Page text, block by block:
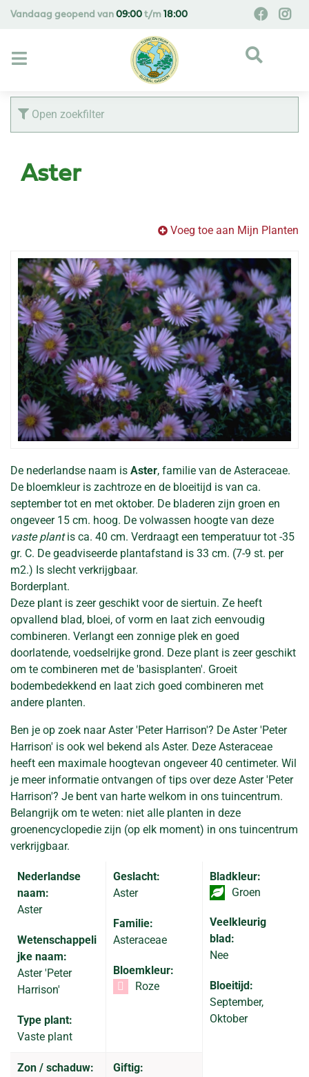
Vandaag geopend van 09:00 t/m 18:00
Open zoekfilter
Aster
Voeg toe aan Mijn Planten
De nederlandse naam is Aster, familie van de Asteraceae.
De bloemkleur is zachtroze en de bloeitijd is van ca.
september tot en met oktober. De bladeren zijn groen en
ongeveer 15 cm. hoog. De volwassen hoogte van deze
vaste plantis ca. 40 cm. Verdraagt een temperatuur tot -35
gr. C. De geadviseerde plantafstand is 33 cm. (7-9 st. per
m2.) Is slecht verkrijgbaar.
Borderplant.
Deze plant is zeer geschikt voor de siertuin. Ze heeft
opvallend blad, bloei, of vorm en laat zich eenvoudig
combineren. Verlangt een zonnige plek en goed
doorlatende, voedselrijke grond. Deze plant is zeer geschikt
om te combineren met de 'basisplanten'. Groeit
bodembedekkend en laat zich goed combineren met
andere planten.
Ben je op zoek naar Aster 'Peter Harrison'? De Aster 'Peter
Harrison' is ook wel bekend als Aster. Deze Asteraceae
heeft een maximale hoogtevan ongeveer 40 centimeter. Wil
je meer informatie ontvangen of tips over deze Aster 'Peter
Harrison'? Je bent van harte welkom in ons tuincentrum.
Belangrijk om te weten: niet alle planten in deze
groenencyclopedie zijn (op elk moment) in ons tuincentrum
verkrijgbaar.
Nederlandse
naam:
Aster
Wetenschappeli
jke naam:
Aster 'Peter
Harrison'
Type plant:
Vaste plant
Geslacht:
Aster
Familie:
Asteraceae
Bloemkleur:
Roze
Bladkleur:
Groen
Veelkleurig
blad:
Nee
Bloeitijd:
September,
Oktober
Zon / schaduw:
Giftig: